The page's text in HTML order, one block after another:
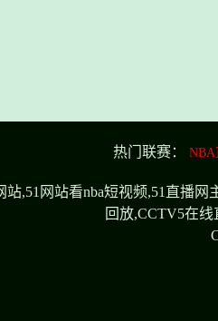
热门联赛： NBA
站,51网站看nba短视频,51直播
回放,CCTV5在